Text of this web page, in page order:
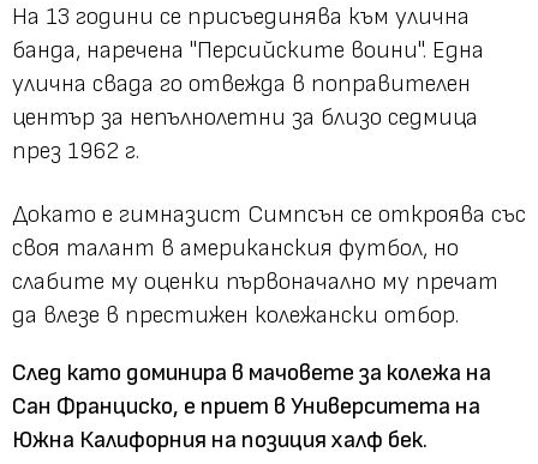
На 13 години се присъединява към улична
банда, наречена "Персийските воини". Една
улична свада го отвежда в поправителен
център за непълнолетни за близо седмица
през 1962 г.
Докато е гимназист Симпсън се откроява със
своя талант в американския футбол, но
слабите му оценки първоначално му пречат
да влезе в престижен колежански отбор.
След като доминира в мачовете за колежа на
Сан Франциско, е приет в Университета на
Южна Калифорния на позиция халф бек.